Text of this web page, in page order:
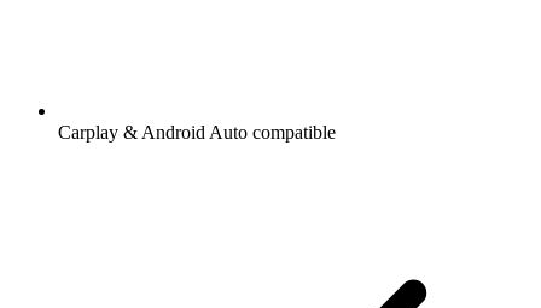
Carplay & Android Auto compatible